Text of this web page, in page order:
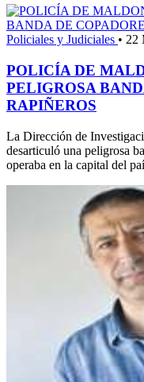
Policiales y Judiciales • 22
POLICÍA DE
PELIGROSA
RAPIÑEROS
La Dirección de
desarticuló una peligrosa
operaba en la capital del